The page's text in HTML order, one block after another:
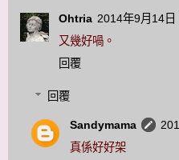
Ohtria 2014年9月14日
又幾好喎。
回覆
回覆
Sandymama
真係好好架